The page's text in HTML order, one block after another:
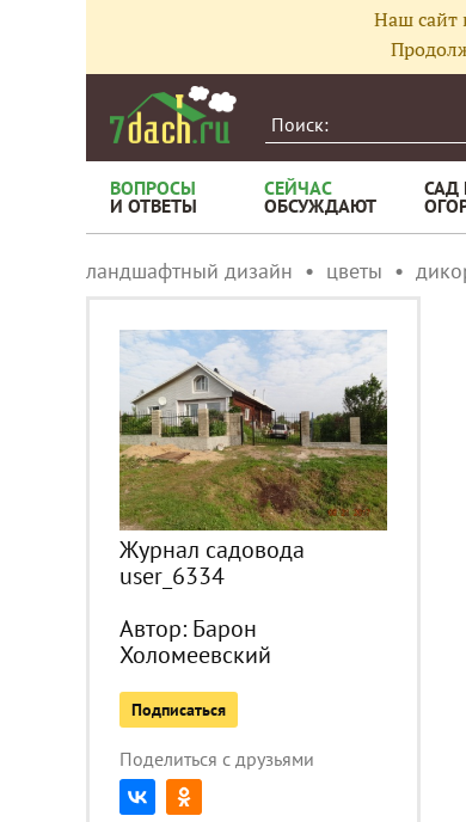
Наш сайт
ВОПРОСЫ
И ОТВЕТЫ
СЕЙЧАС
ОБСУЖДАЮТ
САД
ландшафтный дизайн цветы
Журнал садовода
user_6334
Автор: Барон
Холомеевский
Подписаться
Поделиться с друзьями